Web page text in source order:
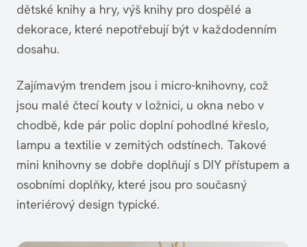
dětské knihy a hry, výš knihy pro dospělé a
dekorace, které nepotřebují být v každodenním
dosahu.
Zajímavým trendem jsou i micro‑knihovny, což
jsou malé čtecí kouty v ložnici, u okna nebo v
chodbě, kde pár polic doplní pohodlné křeslo,
lampu a textilie v zemitých odstínech. Takové
mini knihovny se dobře doplňují s DIY přístupem a
osobními doplňky, které jsou pro současný
interiérový design typické.